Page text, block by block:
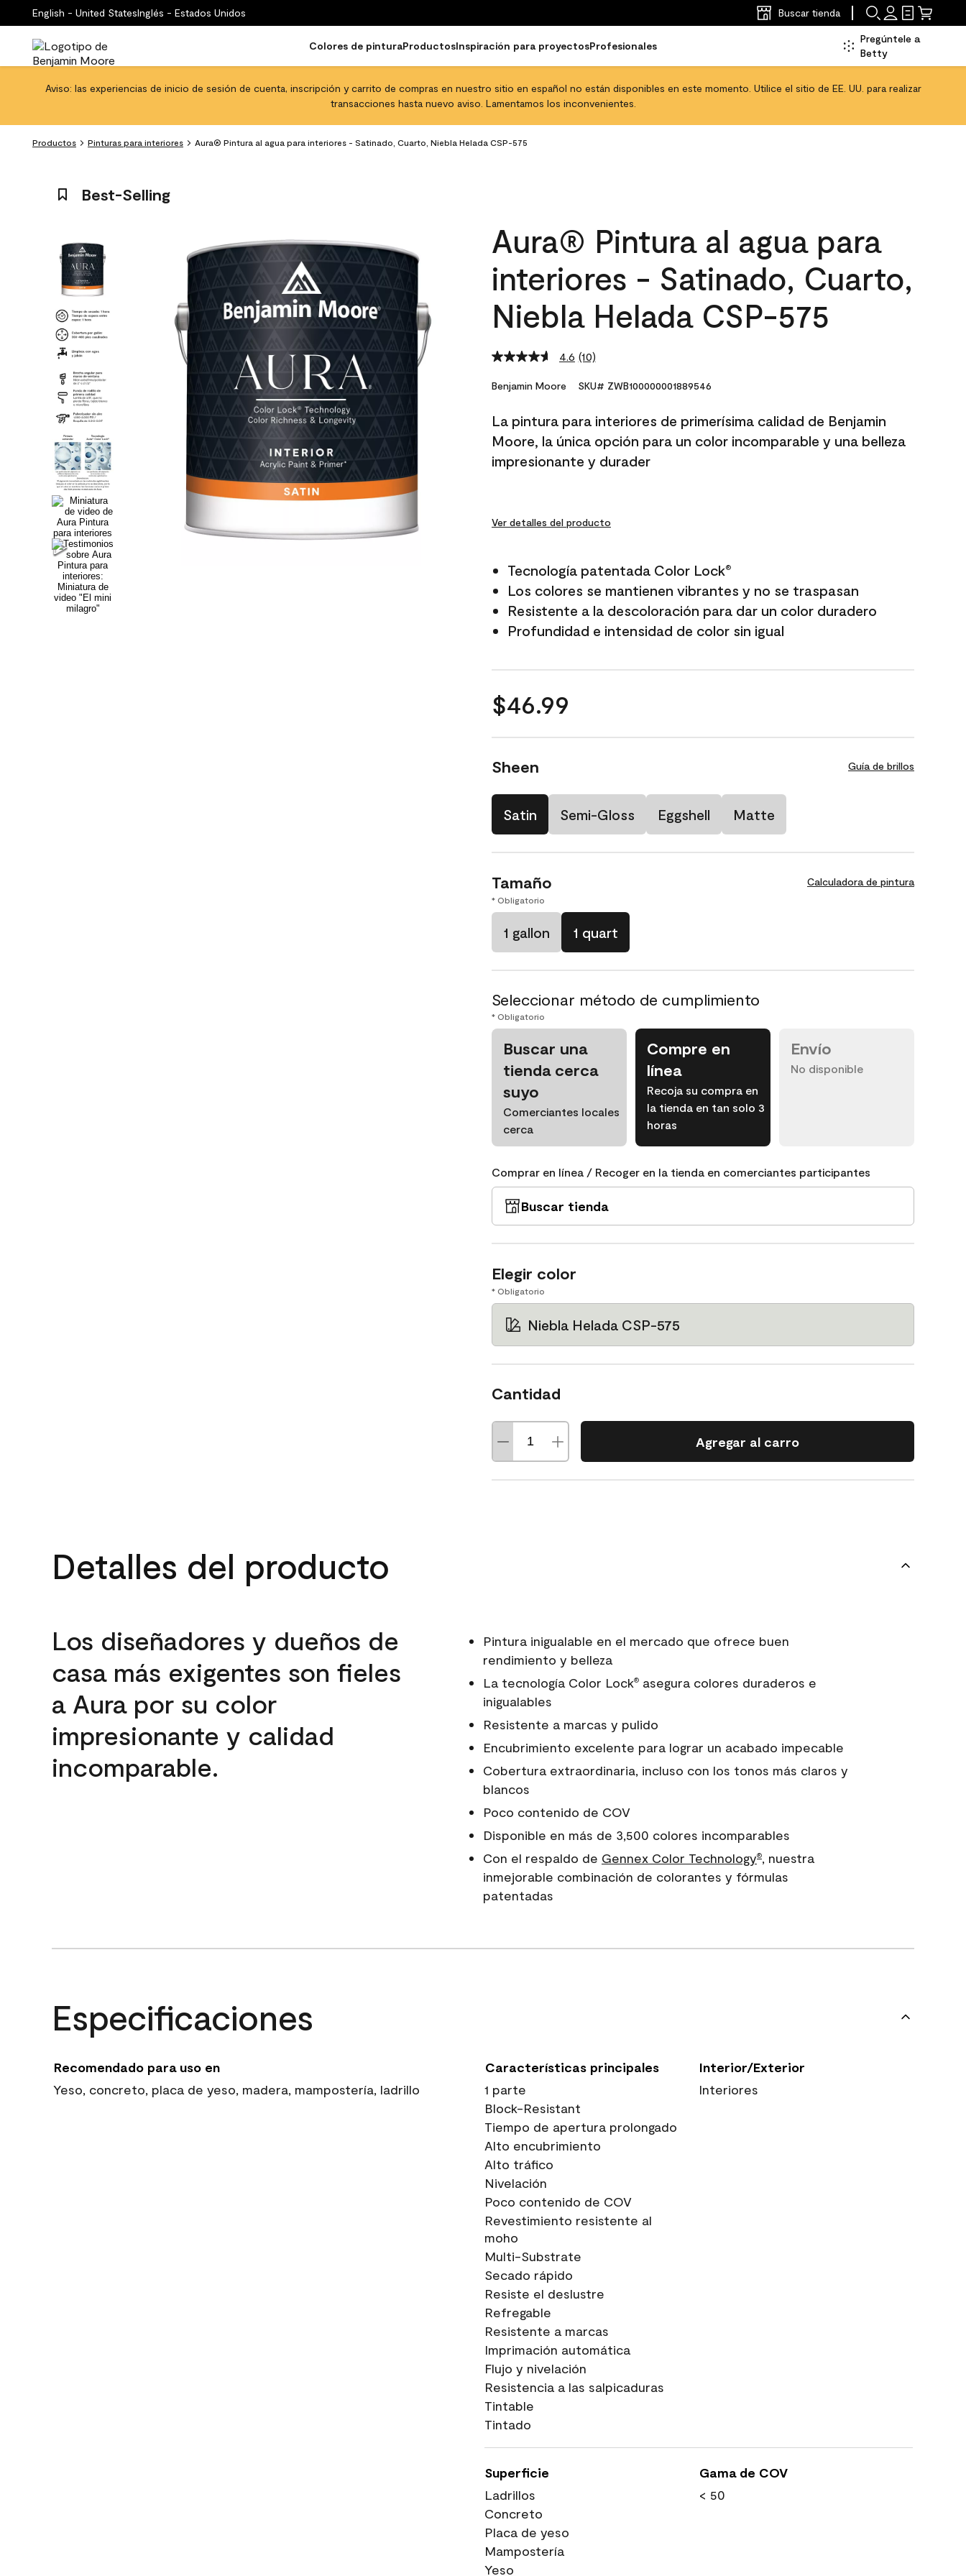
English - United StatesInglés - Estados Unidos Buscar tienda
Colores de pinturaProductosInspiración para proyectosProfesionales
Pregúntele a
Betty
Aviso: las experiencias de inicio de sesión de cuenta, inscripción y carrito de compras en nuestro sitio en español no están disponibles en este momento. Utilice el sitio de EE. UU. para realizar
transacciones hasta nuevo aviso. Lamentamos los inconvenientes.
Productos Pinturas para interiores Aura® Pintura al agua para interiores - Satinado, Cuarto, Niebla Helada CSP-575
Best-Selling
Aura® Pintura al agua para
interiores - Satinado, Cuarto,
Niebla Helada CSP-575
4.6 Read
Reviews.
link.
(10)
Benjamin Moore SKU# ZWB100000001889546
La pintura para interiores de primerísima calidad de Benjamin
Moore, la única opción para un color incomparable y una belleza
impresionante y durader
Ver detalles del producto
Tecnología patentada Color Lock®
Los colores se mantienen vibrantes y no se traspasan
Resistente a la descoloración para dar un color duradero
Profundidad e intensidad de color sin igual
$46.99
Sheen Guía de brillos
Satin Semi-Gloss Eggshell Matte
Tamaño Calculadora de pintura
* Obligatorio
1 gallon 1 quart
Seleccionar método de cumplimiento
* Obligatorio
Buscar una
tienda cerca
suyo
Comerciantes locales
cerca
Compre en
línea
Recoja su compra en
la tienda en tan solo 3
horas
Envío
No disponible
Comprar en línea / Recoger en la tienda en comerciantes participantes
Buscar tienda
Elegir color
* Obligatorio
Niebla Helada CSP-575
Cantidad
Agregar al carro
Detalles del producto
Los diseñadores y dueños de
casa más exigentes son fieles
a Aura por su color
impresionante y calidad
incomparable.
Pintura inigualable en el mercado que ofrece buen
rendimiento y belleza
La tecnología Color Lock®asegura colores duraderos e
inigualables
Resistente a marcas y pulido
Encubrimiento excelente para lograr un acabado impecable
Cobertura extraordinaria, incluso con los tonos más claros y
blancos
Poco contenido de COV
Disponible en más de 3,500 colores incomparables
Con el respaldo de Gennex Color Technology®, nuestra
inmejorable combinación de colorantes y fórmulas
patentadas
Especificaciones
Recomendado para uso en
Yeso, concreto, placa de yeso, madera, mampostería, ladrillo
Características principales
1 parte
Block-Resistant
Tiempo de apertura prolongado
Alto encubrimiento
Alto tráfico
Nivelación
Poco contenido de COV
Revestimiento resistente al
moho
Multi-Substrate
Secado rápido
Resiste el deslustre
Refregable
Resistente a marcas
Imprimación automática
Flujo y nivelación
Resistencia a las salpicaduras
Tintable
Tintado
Interior/Exterior
Interiores
Superficie
Ladrillos
Concreto
Placa de yeso
Mampostería
Yeso
Gama de COV
< 50